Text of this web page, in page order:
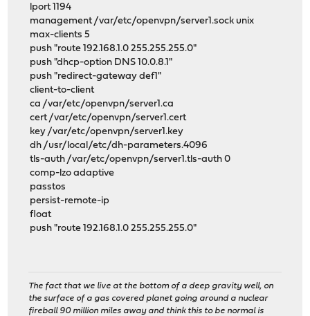
lport 1194
management /var/etc/openvpn/server1.sock unix
max-clients 5
push "route 192.168.1.0 255.255.255.0"
push "dhcp-option DNS 10.0.8.1"
push "redirect-gateway def1"
client-to-client
ca /var/etc/openvpn/server1.ca
cert /var/etc/openvpn/server1.cert
key /var/etc/openvpn/server1.key
dh /usr/local/etc/dh-parameters.4096
tls-auth /var/etc/openvpn/server1.tls-auth 0
comp-lzo adaptive
passtos
persist-remote-ip
float
push "route 192.168.1.0 255.255.255.0"
The fact that we live at the bottom of a deep gravity well, on
the surface of a gas covered planet going around a nuclear
fireball 90 million miles away and think this to be normal is